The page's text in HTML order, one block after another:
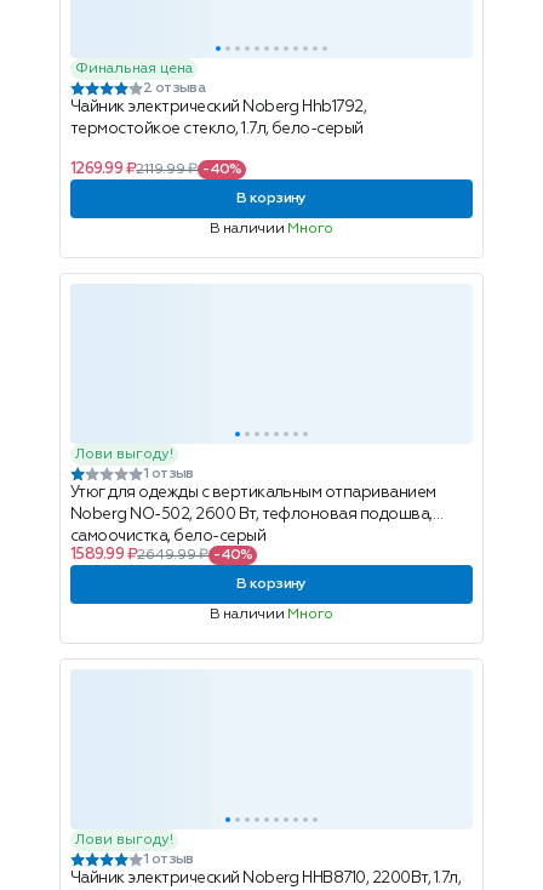
Финальная цена
2 отзыва
Чайник электрический Noberg Hhb1792,
термостойкое стекло, 1.7л, бело-серый
1269.99 ₽2119.99 ₽ -40%
В корзину
В наличии Много
Лови выгоду!
1 отзыв
Утюг для одежды с вертикальным отпариванием
Noberg NO-502, 2600 Вт, тефлоновая подошва,
самоочистка, бело-серый
1589.99 ₽2649.99 ₽ -40%
В корзину
В наличии Много
Лови выгоду!
1 отзыв
Чайник электрический Noberg HHB8710, 2200Вт, 1.7л,